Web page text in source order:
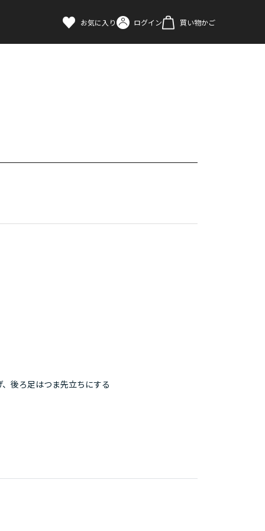
お気に入り ログイン 買い物かご
後ろ足はつま先立ちにする